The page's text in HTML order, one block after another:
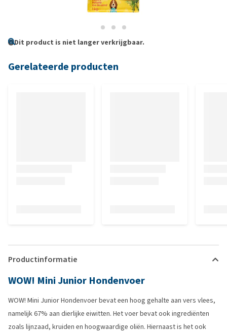
Dit product is niet langer verkrijgbaar.
Gerelateerde producten
Productinformatie
WOW! Mini Junior Hondenvoer
WOW! Mini Junior Hondenvoer bevat een hoog gehalte aan vers vlees,
namelijk 67% aan dierlijke eiwitten. Het voer bevat ook ingrediënten
zoals lijnzaad, kruiden en hoogwaardige oliën. Hiernaast is het ook